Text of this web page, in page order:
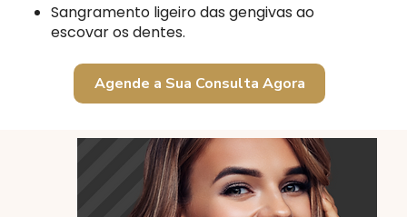
Sangramento ligeiro das gengivas ao
escovar os dentes.
Agende a Sua Consulta Agora